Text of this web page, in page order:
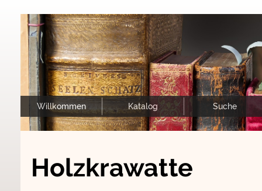
Willkommen Katalog Suche
Holzkrawatte